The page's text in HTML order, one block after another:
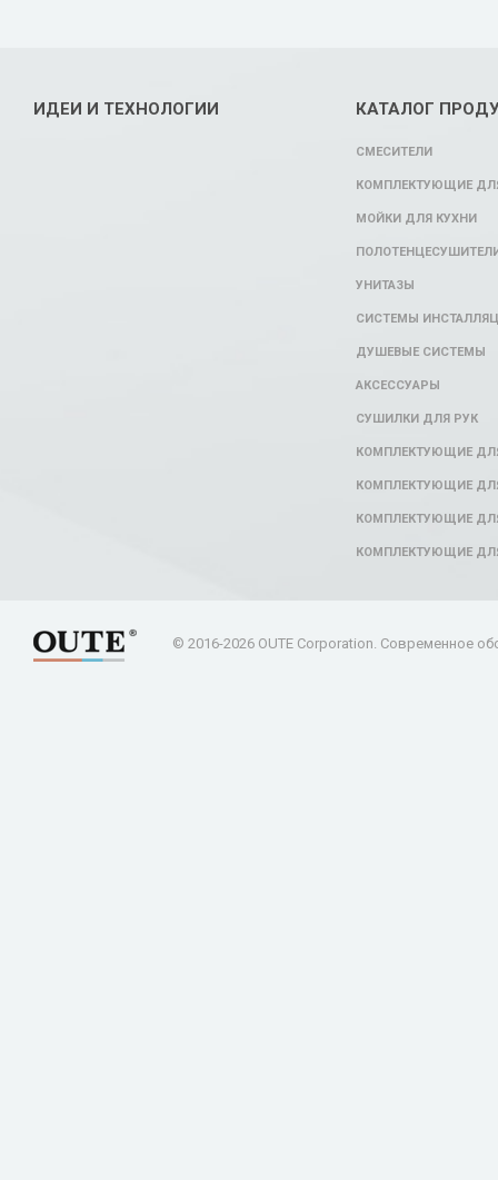
ИДЕИ И ТЕХНОЛОГИИ КАТАЛОГ
СМЕСИТЕЛИ
КОМПЛЕКТУЮЩИЕ
МОЙКИ ДЛЯ КУХНИ
УНИТАЗЫ
СИСТЕМЫ
ДУШЕВЫЕ СИСТЕМЫ
АКСЕССУАРЫ
СУШИЛКИ ДЛЯ РУК
КОМПЛЕКТУЮЩИЕ
КОМПЛЕКТУЮЩИЕ
КОМПЛЕКТУЮЩИЕ
КОМПЛЕКТУЮЩИЕ
© 2016-2026 OUTE Corporation. Современное